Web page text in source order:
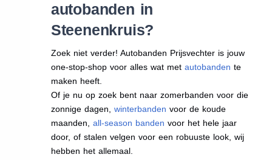
autobanden in
Steenenkruis?
Zoek niet verder! Autobanden Prijsvechter is jouw
one-stop-shop voor alles wat met autobanden te
maken heeft.
Of je nu op zoek bent naar zomerbanden voor die
zonnige dagen, winterbanden voor de koude
maanden, all-season banden voor het hele jaar
door, of stalen velgen voor een robuuste look, wij
hebben het allemaal.